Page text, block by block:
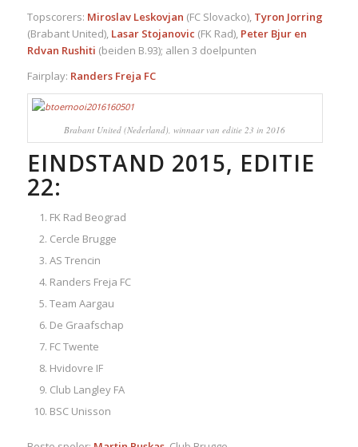
Topscorers: Miroslav Leskovjan (FC Slovacko),Tyron Jorring
(Brabant United), Lasar Stojanovic (FK Rad), Peter Bjur en
Rdvan Rushiti (beiden B.93); allen 3 doelpunten
Fairplay: Randers Freja FC
Brabant United (Nederland), winnaar van editie 23 in 2016
EINDSTAND 2015, EDITIE
22:
FK Rad Beograd
Cercle Brugge
AS Trencin
Randers Freja FC
Team Aargau
De Graafschap
FC Twente
Hvidovre IF
Club Langley FA
BSC Unisson